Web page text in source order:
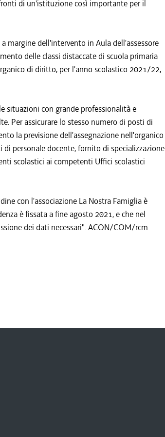
di un'istituzione così importante per il
margine dell'intervento in Aula dell'assessore
delle classi distaccate di scuola primaria
di diritto, per l'anno scolastico 2021/22,
situazioni con grande professionalità e
Per assicurare lo stesso numero di posti di
la previsione dell'assegnazione nell'organico
personale docente, fornito di specializzazione
scolastici ai competenti Uffici scolastici
con l'associazione La Nostra Famiglia è
è fissata a fine agosto 2021, e che nel
dei dati necessari". ACON/COM/rcm